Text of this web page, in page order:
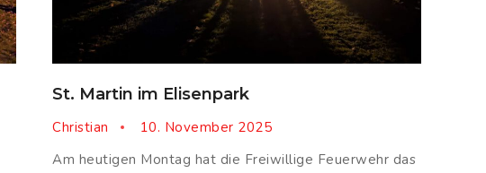
St. Martin im Elisenpark
Christian
10. November 2025
Am heutigen Montag hat die Freiwillige Feuerwehr das